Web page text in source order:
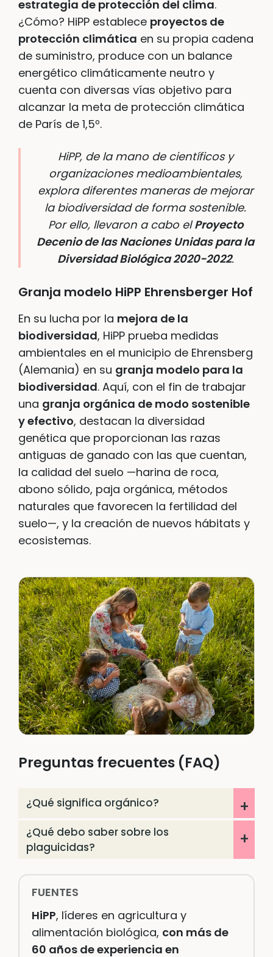
estrategia de protección del clima.
¿Cómo? HiPP establece proyectos de
protección climática en su propia cadena
de suministro, produce con un balance
energético climáticamente neutro y
cuenta con diversas vías objetivo para
alcanzar la meta de protección climática
de París de 1,5º.
HiPP, de la mano de científicos y
organizaciones medioambientales,
explora diferentes maneras de mejorar
la biodiversidad de forma sostenible.
Por ello, llevaron a cabo elProyecto
Decenio de las Naciones Unidas para la
Diversidad Biológica 2020-2022.
Granja modelo HiPP Ehrensberger Hof
En su lucha por la mejora de la
biodiversidad, HiPP prueba medidas
ambientales en el municipio de Ehrensberg
(Alemania) en su granja modelo para la
biodiversidad. Aquí, con el fin de trabajar
una granja orgánica de modo sostenible
y efectivo, destacan la diversidad
genética que proporcionan las razas
antiguas de ganado con las que cuentan,
la calidad del suelo —harina de roca,
abono sólido, paja orgánica, métodos
naturales que favorecen la fertilidad del
suelo—, y la creación de nuevos hábitats y
ecosistemas.
Preguntas frecuentes (FAQ)
¿Qué significa orgánico?
¿Qué debo saber sobre los
plaguicidas?
FUENTES
HiPP, líderes en agricultura y
alimentación biológica, con más de
60 años de experiencia en